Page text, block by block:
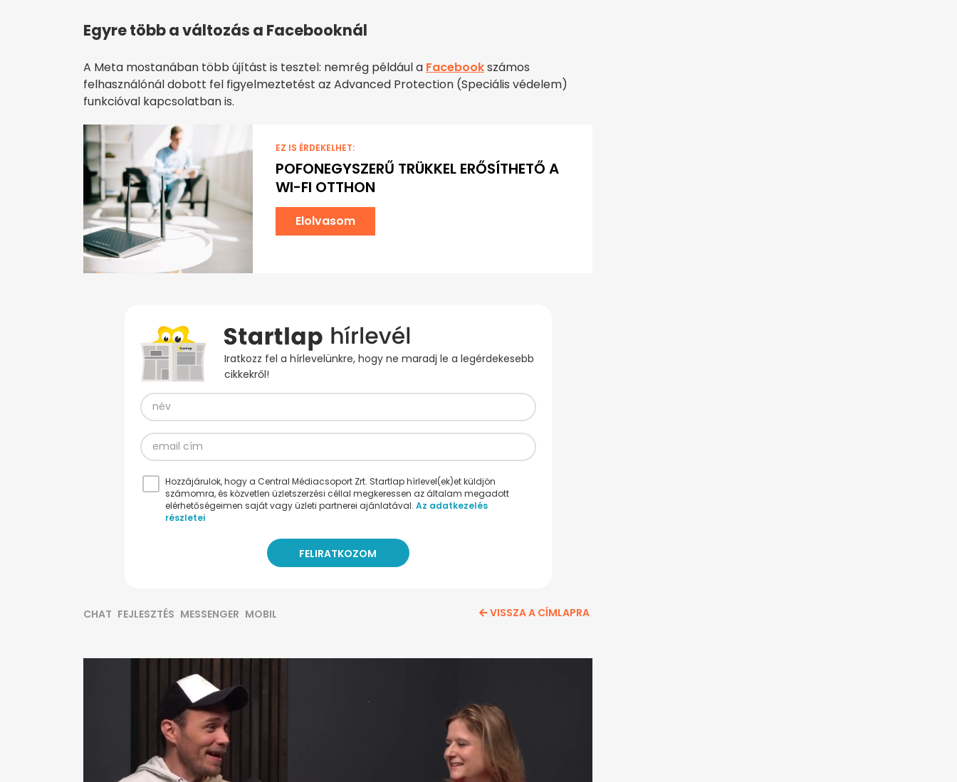
Egyre több a változás a Facebooknál
A Meta mostanában több újítást is tesztel: nemrég például a Facebookszámos
felhasználónál dobott fel figyelmeztetést az Advanced Protection (Speciális védelem)
funkcióval kapcsolatban is.
EZ IS ÉRDEKELHET:
POFONEGYSZERŰ TRÜKKEL ERŐSÍTHETŐ A
WI-FI OTTHON
Elolvasom
Iratkozz fel a hírlevelünkre, hogy ne maradj le a legérdekesebb
cikkekről!
Hozzájárulok, hogy a Central Médiacsoport Zrt. Startlap hírlevel(ek)et küldjön
számomra, és közvetlen üzletszerzési céllal megkeressen az általam megadott
elérhetőségeimen saját vagy üzleti partnerei ajánlatával. Az adatkezelés
részletei
CHAT FEJLESZTÉS MESSENGER MOBIL VISSZA A CÍMLAPRA